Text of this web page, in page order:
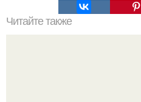
Читайте также